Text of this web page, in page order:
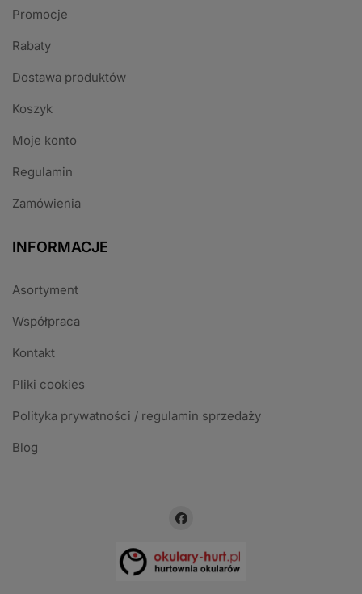
Promocje
Rabaty
Dostawa produktów
Koszyk
Moje konto
Regulamin
Zamówienia
INFORMACJE
Asortyment
Współpraca
Kontakt
Pliki cookies
Polityka prywatności / regulamin sprzedaży
Blog